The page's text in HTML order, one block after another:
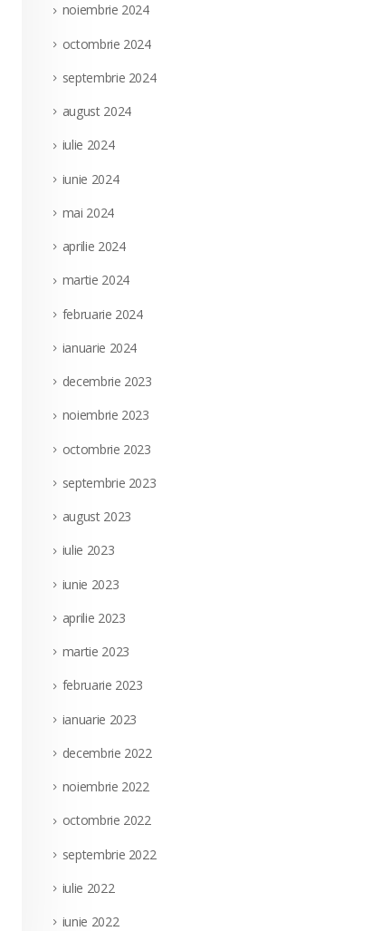
noiembrie 2024
octombrie 2024
septembrie 2024
august 2024
iulie 2024
iunie 2024
mai 2024
aprilie 2024
martie 2024
februarie 2024
ianuarie 2024
decembrie 2023
noiembrie 2023
octombrie 2023
septembrie 2023
august 2023
iulie 2023
iunie 2023
aprilie 2023
martie 2023
februarie 2023
ianuarie 2023
decembrie 2022
noiembrie 2022
octombrie 2022
septembrie 2022
iulie 2022
iunie 2022